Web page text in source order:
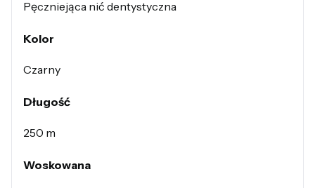
Pęczniejąca nić dentystyczna
Kolor
Czarny
Długość
250 m
Woskowana